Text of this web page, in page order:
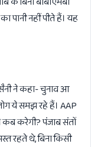
पानी नहीं पीते हैं। यह
ने कहा- चुनाव आ
ये समझ रहे हैं। AAP
कब करेगी? पंजाब संतों
रहते थे, बिना किसी